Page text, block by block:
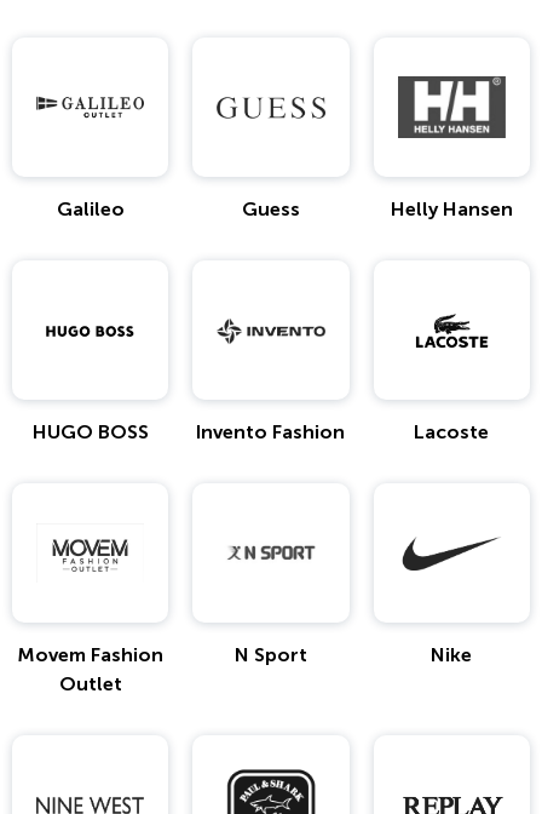
Galileo Guess Helly Hansen
HUGO BOSS Invento Fashion Lacoste
Movem Fashion
Outlet
N Sport Nike